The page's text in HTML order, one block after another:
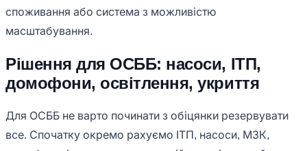
споживання або система з можливістю
масштабування.
Рішення для ОСББ: насоси, ІТП,
домофони, освітлення, укриття
Для ОСББ не варто починати з обіцянки резервувати
все. Спочатку окремо рахуємо ІТП, насоси, МЗК,